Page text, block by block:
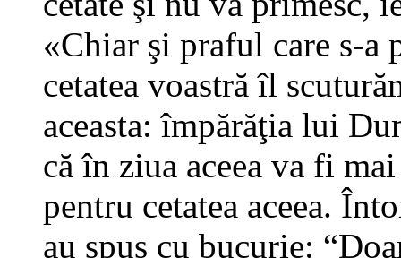
«Chiar şi praful care s-a
cetatea voastră îl
aceasta: împărăţia lui
că în ziua aceea va fi
pentru cetatea aceea.
au spus cu bucurie: